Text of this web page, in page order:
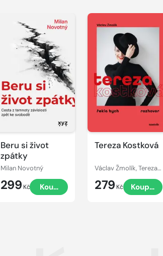
Beru si život
zpátky
Milan Novotný
299 Kč Koupit
Tereza Kostková
Václav Žmolík, Tereza Kostková
279 Kč Koupit